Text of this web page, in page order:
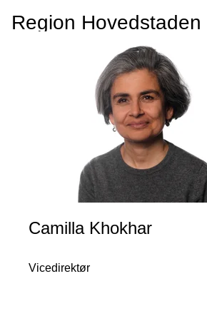
Region Hovedstaden
Camilla Khokhar
Vicedirektør